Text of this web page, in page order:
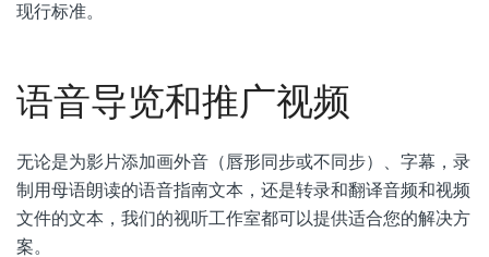
现行标准。
语音导览和推广视频
无论是为影片添加画外音（唇形同步或不同步）、字幕，录
制用母语朗读的语音指南文本，还是转录和翻译音频和视频
文件的文本，我们的视听工作室都可以提供适合您的解决方
案。